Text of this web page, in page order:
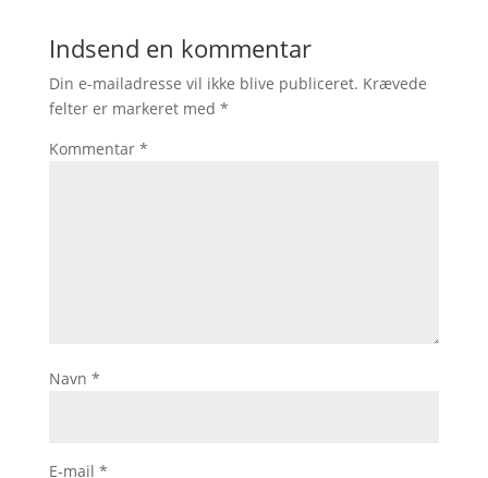
Indsend en kommentar
Din e-mailadresse vil ikke blive publiceret. Krævede
felter er markeret med *
Kommentar *
Navn *
E-mail *